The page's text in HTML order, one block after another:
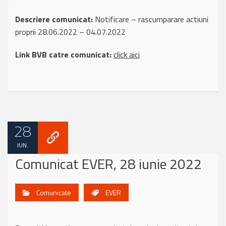
Descriere comunicat: Notificare – rascumparare actiuni
proprii 28.06.2022 – 04.07.2022
Link BVB catre comunicat:click aici
28
IUN.
Comunicat EVER, 28 iunie 2022
Comunicate EVER